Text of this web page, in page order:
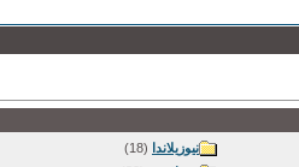
نيوزيلاندا (18)